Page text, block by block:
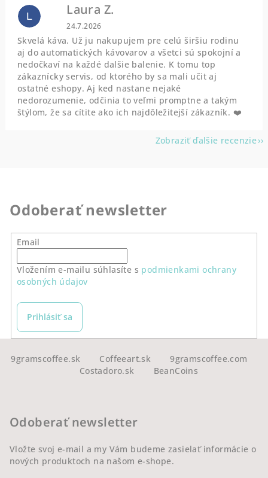
L Laura Z.
Hodnotenie obchodu je 5 z 5 hviezdičiek.
24.7.2026
Skvelá káva. Už ju nakupujem pre celú širšiu rodinu
aj do automatických kávovarov a všetci sú spokojní a
nedočkaví na každé dalšie balenie. K tomu top
zákaznícky servis, od ktorého by sa mali učit aj
ostatné eshopy. Aj ked nastane nejaké
nedorozumenie, odčinia to veľmi promptne a takým
štýlom, že sa cítite ako ich najdôležitejší zákazník. ❤️
Zobraziť ďalšie recenzie
Odoberať newsletter
Email
Vložením e-mailu súhlasíte s podmienkami ochrany
osobných údajov
Prihlásiť sa
9gramscoffee.sk Coffeeart.sk
9gramscoffee.com
Costadoro.sk
BeanCoins
Odoberať newsletter
Vložte svoj e-mail a my Vám budeme zasielať informácie o
nových produktoch na našom e-shope.